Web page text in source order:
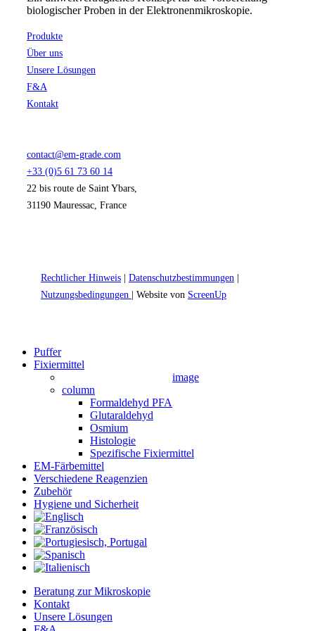
biologischer Proben in der Elektronenmikroskopie.
Produkte
Über uns
Unsere Lösungen
F&A
Kontakt
contact@em-grade.com
+33 (0)5 61 73 60 14
22 bis route de Saint Ybars,
31190 Mauressac, France
Rechtlicher Hinweis Datenschutzbestimmungen
Nutzungsbedingungen
| Website von ScreenUp
Close
Menu
Puffer
Fixiermittel
image
column
Formaldehyd PFA
Glutaraldehyd
Osmium
Histologie
Spezifische Fixiermittel
EM-Färbemittel
Verschiedene Reagenzien
Zubehör
Hygiene und Sicherheit
Beratung zur Mikroskopie
Kontakt
Unsere Lösungen